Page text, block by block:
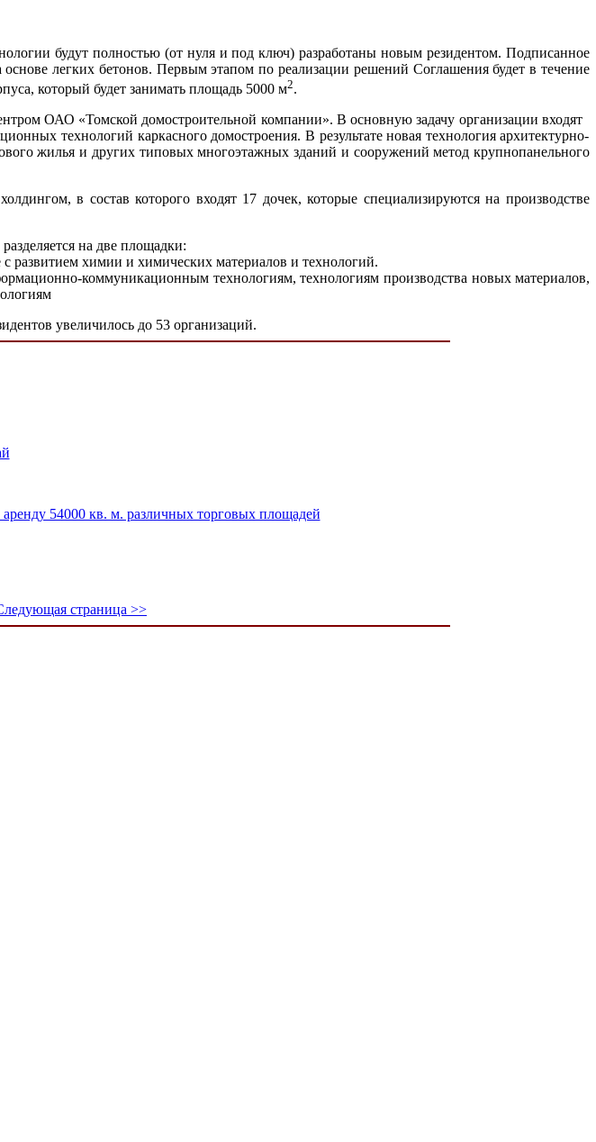
будут полностью (от нуля и под ключ) разработаны новым резидентом. Подписанное
легких бетонов. Первым этапом по реализации решений Соглашения будет в течение
который будет занимать площадь 5000 м2.
ОАО «Томской домостроительной компании». В основную задачу организации входят
технологий каркасного домостроения. В результате новая технология архитектурно-
жилья и других типовых многоэтажных зданий и сооружений метод крупнопанельного
в состав которого входят 17 дочек, которые специализируются на производстве
на две площадки:
развитием химии и химических материалов и технологий.
коммуникационным технологиям, технологиям производства новых материалов,
увеличилось до 53 организаций.
54000 кв. м. различных торговых площадей
страница >>